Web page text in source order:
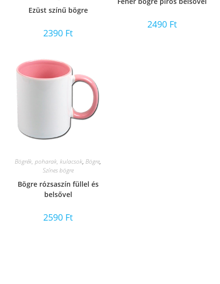
Ezüst színű bögre
2390 Ft
2490 Ft
Bögrék, poharak, kulacsok,Bögre,
Színes bögre
Bögre rózsaszín füllel és
belsővel
2590 Ft